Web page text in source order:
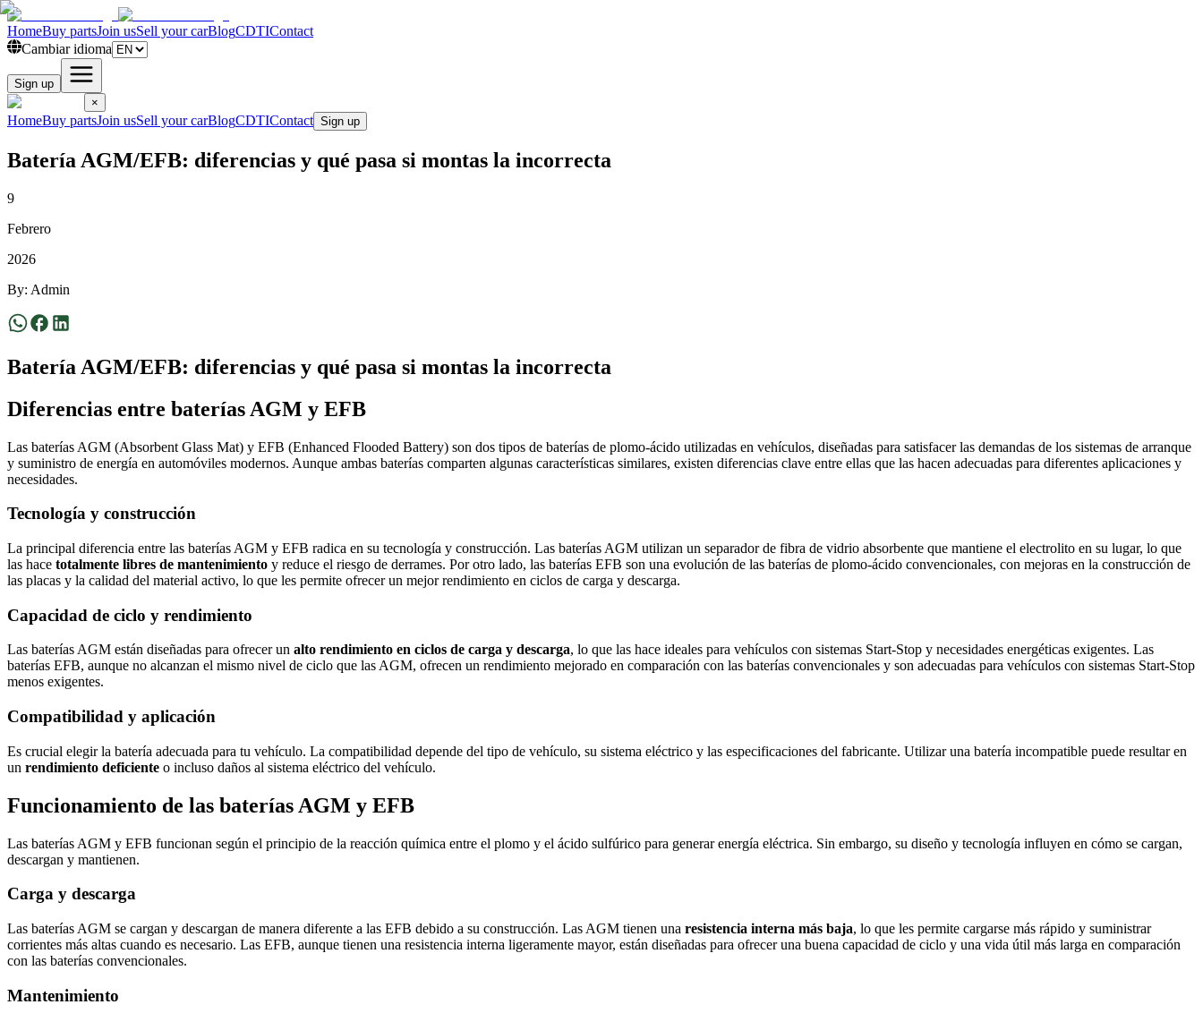
HomeBuy partsJoin usSell your carBlogCDTIContact
Cambiar idioma
Sign up
×
HomeBuy partsJoin usSell your carBlogCDTIContact Sign up
Batería AGM/EFB: diferencias y qué pasa si montas la incorrecta
9
Febrero
2026
By: Admin
Batería AGM/EFB: diferencias y qué pasa si montas la incorrecta
Diferencias entre baterías AGM y EFB
Las baterías AGM (Absorbent Glass Mat) y EFB (Enhanced Flooded Battery) son dos tipos de baterías de plomo-ácido utilizadas en vehículos, diseñadas para satisfacer las demandas de los sistemas de arranque
y suministro de energía en automóviles modernos. Aunque ambas baterías comparten algunas características similares, existen diferencias clave entre ellas que las hacen adecuadas para diferentes aplicaciones y
necesidades.
Tecnología y construcción
La principal diferencia entre las baterías AGM y EFB radica en su tecnología y construcción. Las baterías AGM utilizan un separador de fibra de vidrio absorbente que mantiene el electrolito en su lugar, lo que
las hace totalmente libres de mantenimiento y reduce el riesgo de derrames. Por otro lado, las baterías EFB son una evolución de las baterías de plomo-ácido convencionales, con mejoras en la construcción de
las placas y la calidad del material activo, lo que les permite ofrecer un mejor rendimiento en ciclos de carga y descarga.
Capacidad de ciclo y rendimiento
Las baterías AGM están diseñadas para ofrecer un alto rendimiento en ciclos de carga y descarga, lo que las hace ideales para vehículos con sistemas Start-Stop y necesidades energéticas exigentes. Las
baterías EFB, aunque no alcanzan el mismo nivel de ciclo que las AGM, ofrecen un rendimiento mejorado en comparación con las baterías convencionales y son adecuadas para vehículos con sistemas Start-Stop
menos exigentes.
Compatibilidad y aplicación
Es crucial elegir la batería adecuada para tu vehículo. La compatibilidad depende del tipo de vehículo, su sistema eléctrico y las especificaciones del fabricante. Utilizar una batería incompatible puede resultar en
un rendimiento deficiente o incluso daños al sistema eléctrico del vehículo.
Funcionamiento de las baterías AGM y EFB
Las baterías AGM y EFB funcionan según el principio de la reacción química entre el plomo y el ácido sulfúrico para generar energía eléctrica. Sin embargo, su diseño y tecnología influyen en cómo se cargan,
descargan y mantienen.
Carga y descarga
Las baterías AGM se cargan y descargan de manera diferente a las EFB debido a su construcción. Las AGM tienen una resistencia interna más baja, lo que les permite cargarse más rápido y suministrar
corrientes más altas cuando es necesario. Las EFB, aunque tienen una resistencia interna ligeramente mayor, están diseñadas para ofrecer una buena capacidad de ciclo y una vida útil más larga en comparación
con las baterías convencionales.
Mantenimiento